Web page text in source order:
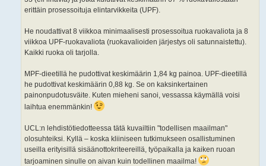
erittäin prosessoituja elintarvikkeita (UPF).
He noudattivat 8 viikkoa minimaalisesti prosessoitua ruokavaliota ja 8
viikkoa UPF-ruokavaliota (ruokavalioiden järjestys oli satunnaistettu).
Kaikki ruoka oli tarjolla.
MPF-dieetillä he pudottivat keskimäärin 1,84 kg painoa. UPF-dieetillä
he pudottivat keskimäärin 0,88 kg. Se on kaksinkertainen
painonpudotusväite. Kuten mieheni sanoi, vessassa käymällä voisi
laihtua enemmänkin!
UCL:n lehdistötiedotteessa tätä kuvailtiin "todellisen maailman"
olosuhteiksi. Kyllä – koska kliiniseen tutkimukseen osallistuminen
useilla erityisillä sisäänottokriteereillä, työpaikalla ja kaiken ruoan
tarjoaminen sinulle on aivan kuin todellinen maailma!